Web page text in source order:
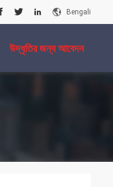
Bengali
উদ্ধৃতির জন্য আবেদন